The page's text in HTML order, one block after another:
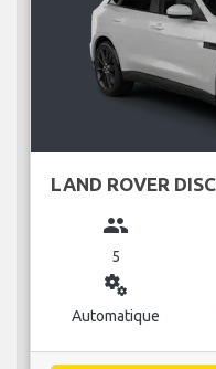
LAND ROVER
group
5
miscellaneous_services
Automatique